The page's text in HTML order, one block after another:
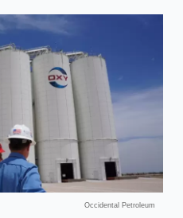
Occidental Petroleum